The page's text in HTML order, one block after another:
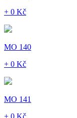
+ 0 Kč
MO 140
+ 0 Kč
MO 141
+ 0 Kč